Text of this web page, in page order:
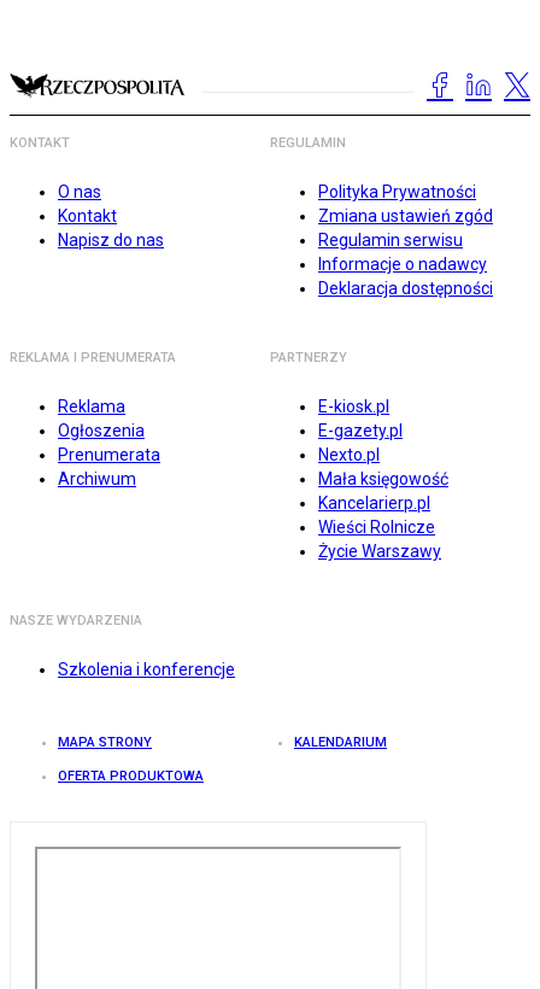
KONTAKT
O nas
Kontakt
Napisz do nas
REGULAMIN
Polityka Prywatności
Zmiana ustawień zgód
Regulamin serwisu
Informacje o nadawcy
Deklaracja dostępności
REKLAMA I PRENUMERATA
Reklama
Ogłoszenia
Prenumerata
Archiwum
PARTNERZY
E-kiosk.pl
E-gazety.pl
Nexto.pl
Mała księgowość
Kancelarierp.pl
Wieści Rolnicze
Życie Warszawy
NASZE WYDARZENIA
Szkolenia i konferencje
MAPA STRONY KALENDARIUM
OFERTA PRODUKTOWA